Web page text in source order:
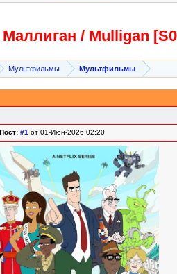
Маллиган / Mulligan
Мультфильмы Мультфильмы
Пост: #1 от 01-Июн-2026 02:20